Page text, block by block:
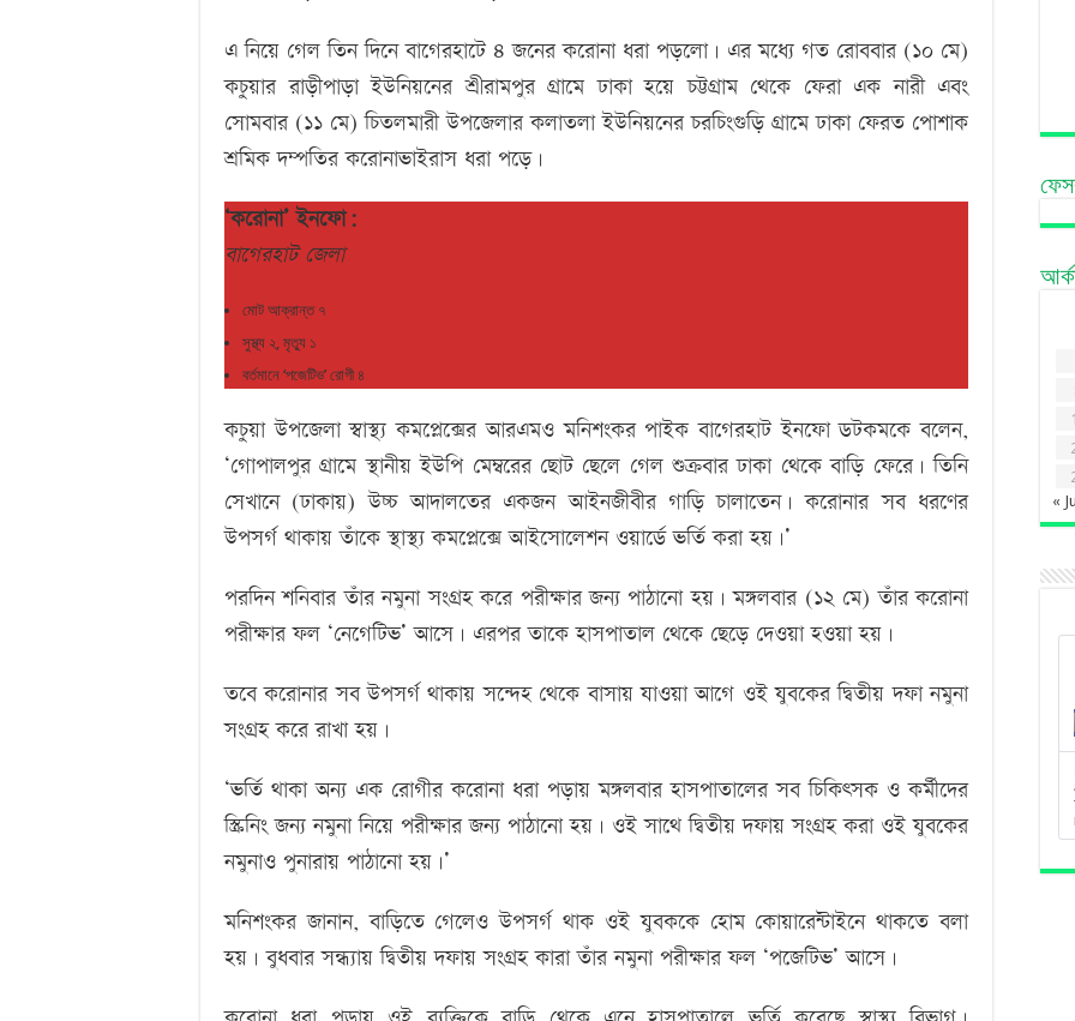
এ নিয়ে গেল তিন দিনে বাগেরহাটে ৪ জনের করোনা ধরা পড়লো। এর মধ্যে গত রোববার (১০ মে)
কচুয়ার রাড়ীপাড়া ইউনিয়নের শ্রীরামপুর গ্রামে ঢাকা হয়ে চট্টগ্রাম থেকে ফেরা এক নারী এবং
সোমবার (১১ মে) চিতলমারী উপজেলার কলাতলা ইউনিয়নের চরচিংগুড়ি গ্রামে ঢাকা ফেরত পোশাক
শ্রমিক দম্পতির করোনাভাইরাস ধরা পড়ে।
‘করোনা’ ইনফো:
বাগেরহাট জেলা
মোট আক্রান্ত ৭
সুস্থ্য ২, মৃত্যু ১
বর্তমানে ‘পজেটিভ’ রোগী ৪
কচুয়া উপজেলা স্বাস্থ্য কমপ্লেক্সের আরএমও মনিশংকর পাইক বাগেরহাট ইনফো ডটকমকে বলেন,
‘গোপালপুর গ্রামে স্থানীয় ইউপি মেম্বরের ছোট ছেলে গেল শুক্রবার ঢাকা থেকে বাড়ি ফেরে। তিনি
সেখানে (ঢাকায়) উচ্চ আদালতের একজন আইনজীবীর গাড়ি চালাতেন। করোনার সব ধরণের
উপসর্গ থাকায় তাঁকে স্থাস্থ্য কমপ্লেক্সে আইসোলেশন ওয়ার্ডে ভর্তি করা হয়।’
পরদিন শনিবার তাঁর নমুনা সংগ্রহ করে পরীক্ষার জন্য পাঠানো হয়। মঙ্গলবার (১২ মে) তাঁর করোনা
পরীক্ষার ফল ‘নেগেটিভ’ আসে। এরপর তাকে হাসপাতাল থেকে ছেড়ে দেওয়া হওয়া হয়।
তবে করোনার সব উপসর্গ থাকায় সন্দেহ থেকে বাসায় যাওয়া আগে ওই যুবকের দ্বিতীয় দফা নমুনা
সংগ্রহ করে রাখা হয়।
‘ভর্তি থাকা অন্য এক রোগীর করোনা ধরা পড়ায় মঙ্গলবার হাসপাতালের সব চিকিৎসক ও কর্মীদের
স্ক্রিনিং জন্য নমুনা নিয়ে পরীক্ষার জন্য পাঠানো হয়। ওই সাথে দ্বিতীয় দফায় সংগ্রহ করা ওই যুবকের
নমুনাও পুনারায় পাঠানো হয়।’
মনিশংকর জানান, বাড়িতে গেলেও উপসর্গ থাক ওই যুবককে হোম কোয়ারেন্টাইনে থাকতে বলা
হয়। বুধবার সন্ধ্যায় দ্বিতীয় দফায় সংগ্রহ কারা তাঁর নমুনা পরীক্ষার ফল ‘পজেটিভ’ আসে।
«